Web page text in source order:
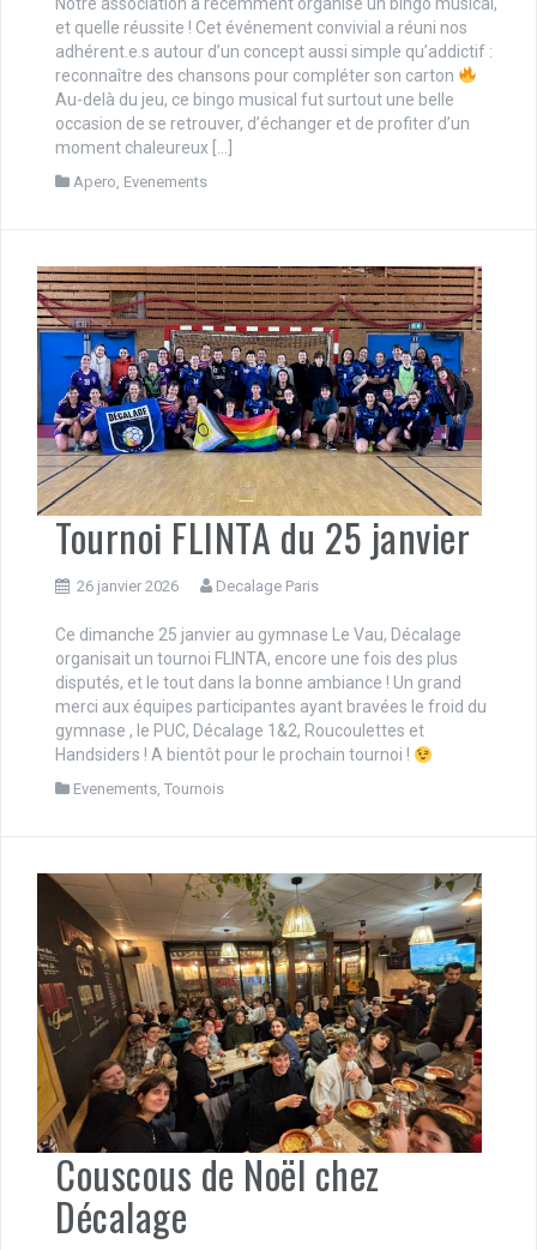
et quelle réussite ! Cet événement convivial a réuni nos
adhérent.e.s autour d’un concept aussi simple qu’addictif :
reconnaître des chansons pour compléter son carton
Au-delà du jeu, ce bingo musical fut surtout une belle
occasion de se retrouver, d’échanger et de profiter d’un
moment chaleureux […]
Apero Evenements
Tournoi FLINTA du 25 janvier
26 janvier 2026 Decalage Paris
Ce dimanche 25 janvier au gymnase Le Vau, Décalage
organisait un tournoi FLINTA, encore une fois des plus
disputés, et le tout dans la bonne ambiance ! Un grand
merci aux équipes participantes ayant bravées le froid du
gymnase , le PUC, Décalage 1&2, Roucoulettes et
Handsiders ! A bientôt pour le prochain tournoi !
Evenements, Tournois
Couscous de Noël chez
Décalage